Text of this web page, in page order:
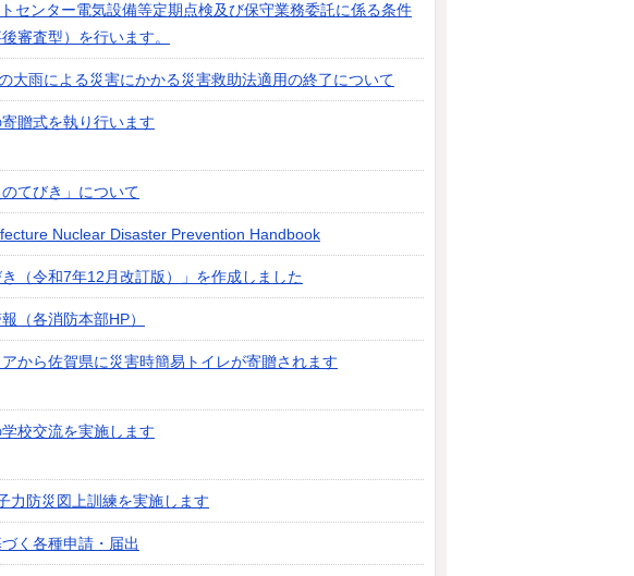
センター電気設備等定期点検及び保守業務委託に係る条件
審査型）を行います。
大雨による災害にかかる災害救助法適用の終了について
贈式を執り行います
のてびき」について
Nuclear Disaster Prevention Handbook
き（令和7年12月改訂版）」を作成しました
（各消防本部HP）
から佐賀県に災害時簡易トイレが寄贈されます
校交流を実施します
力防災図上訓練を実施します
く各種申請・届出